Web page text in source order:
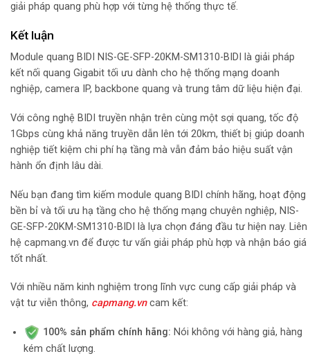
giải pháp quang phù hợp với từng hệ thống thực tế.
Kết luận
Module quang BIDI NIS-GE-SFP-20KM-SM1310-BIDI là giải pháp
kết nối quang Gigabit tối ưu dành cho hệ thống mạng doanh
nghiệp, camera IP, backbone quang và trung tâm dữ liệu hiện đại.
Với công nghệ BIDI truyền nhận trên cùng một sợi quang, tốc độ
1Gbps cùng khả năng truyền dẫn lên tới 20km, thiết bị giúp doanh
nghiệp tiết kiệm chi phí hạ tầng mà vẫn đảm bảo hiệu suất vận
hành ổn định lâu dài.
Nếu bạn đang tìm kiếm module quang BIDI chính hãng, hoạt động
bền bỉ và tối ưu hạ tầng cho hệ thống mạng chuyên nghiệp, NIS-
GE-SFP-20KM-SM1310-BIDI là lựa chọn đáng đầu tư hiện nay. Liên
hệ capmang.vn để được tư vấn giải pháp phù hợp và nhận báo giá
tốt nhất.
Với nhiều năm kinh nghiệm trong lĩnh vực cung cấp giải pháp và
vật tư viễn thông, capmang.vncam kết:
100% sản phẩm chính hãng: Nói không với hàng giả, hàng
kém chất lượng.